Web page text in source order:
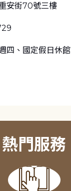
安街70號三樓
四、國定假日休館
熱門服務